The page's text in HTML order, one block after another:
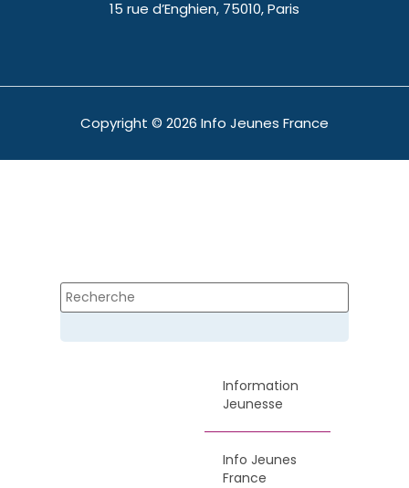
15 rue d’Enghien, 75010, Paris
Copyright © 2026 Info Jeunes France
Information
Jeunesse
Info Jeunes
France